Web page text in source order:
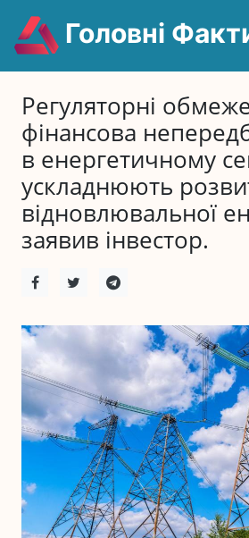
Головні
Регуляторні
фінансова
в енергетичному
ускладнюють
відновлювальної
заявив інвестор.